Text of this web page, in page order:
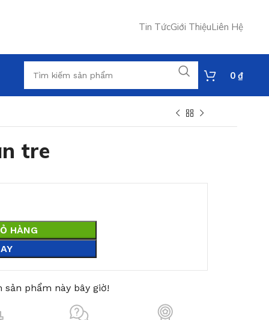
Tin TứcGiới ThiệuLiên Hệ
0 ₫
tre
HÀNG
phẩm này bây giờ!